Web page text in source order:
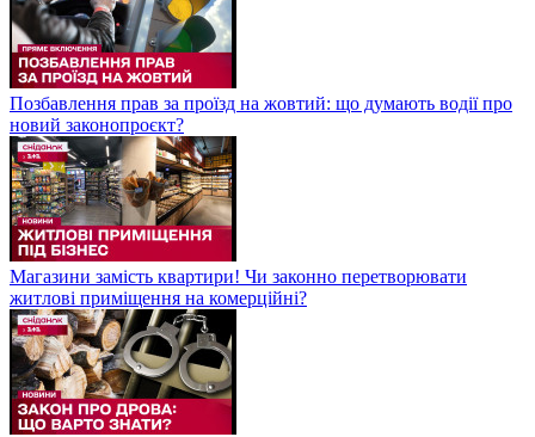
Позбавлення прав за проїзд на жовтий: що думають водії про
новий законопроєкт?
Магазини замість квартири! Чи законно перетворювати
житлові приміщення на комерційні?